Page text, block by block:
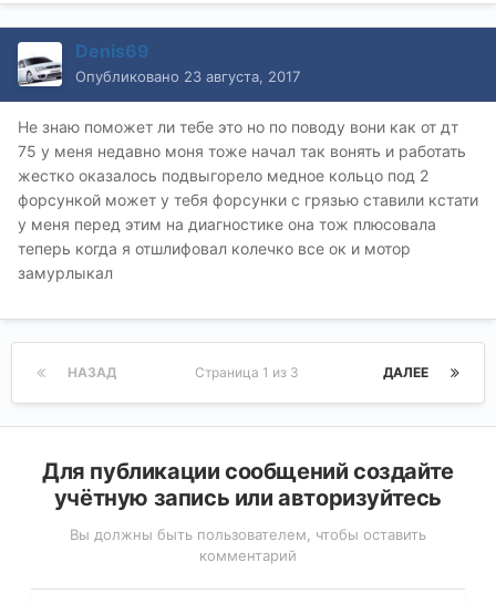
Denis69
Опубликовано 23 августа, 2017
Не знаю поможет ли тебе это но по поводу вони как от дт
75 у меня недавно моня тоже начал так вонять и работать
жестко оказалось подвыгорело медное кольцо под 2
форсункой может у тебя форсунки с грязью ставили кстати
у меня перед этим на диагностике она тож плюсовала
теперь когда я отшлифовал колечко все ок и мотор
замурлыкал
НАЗАД ДАЛЕЕ
Страница 1 из 3
Для публикации сообщений создайте
учётную запись или авторизуйтесь
Вы должны быть пользователем, чтобы оставить
комментарий